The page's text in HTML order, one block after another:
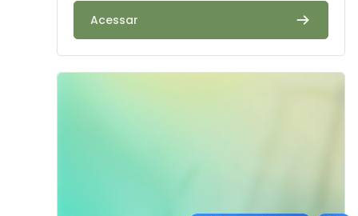
Acessar
Imagem do curso" Mulheres Lésbicas e Mulheres